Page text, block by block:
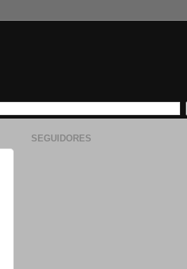
SEGUIDORES